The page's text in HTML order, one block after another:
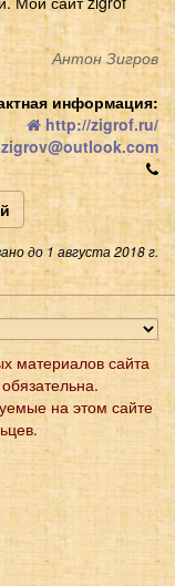
Антон Зигров
информация:
http://zigrof.ru/
до 1 августа 2018 г.
материалов сайта
обязательна.
на этом сайте